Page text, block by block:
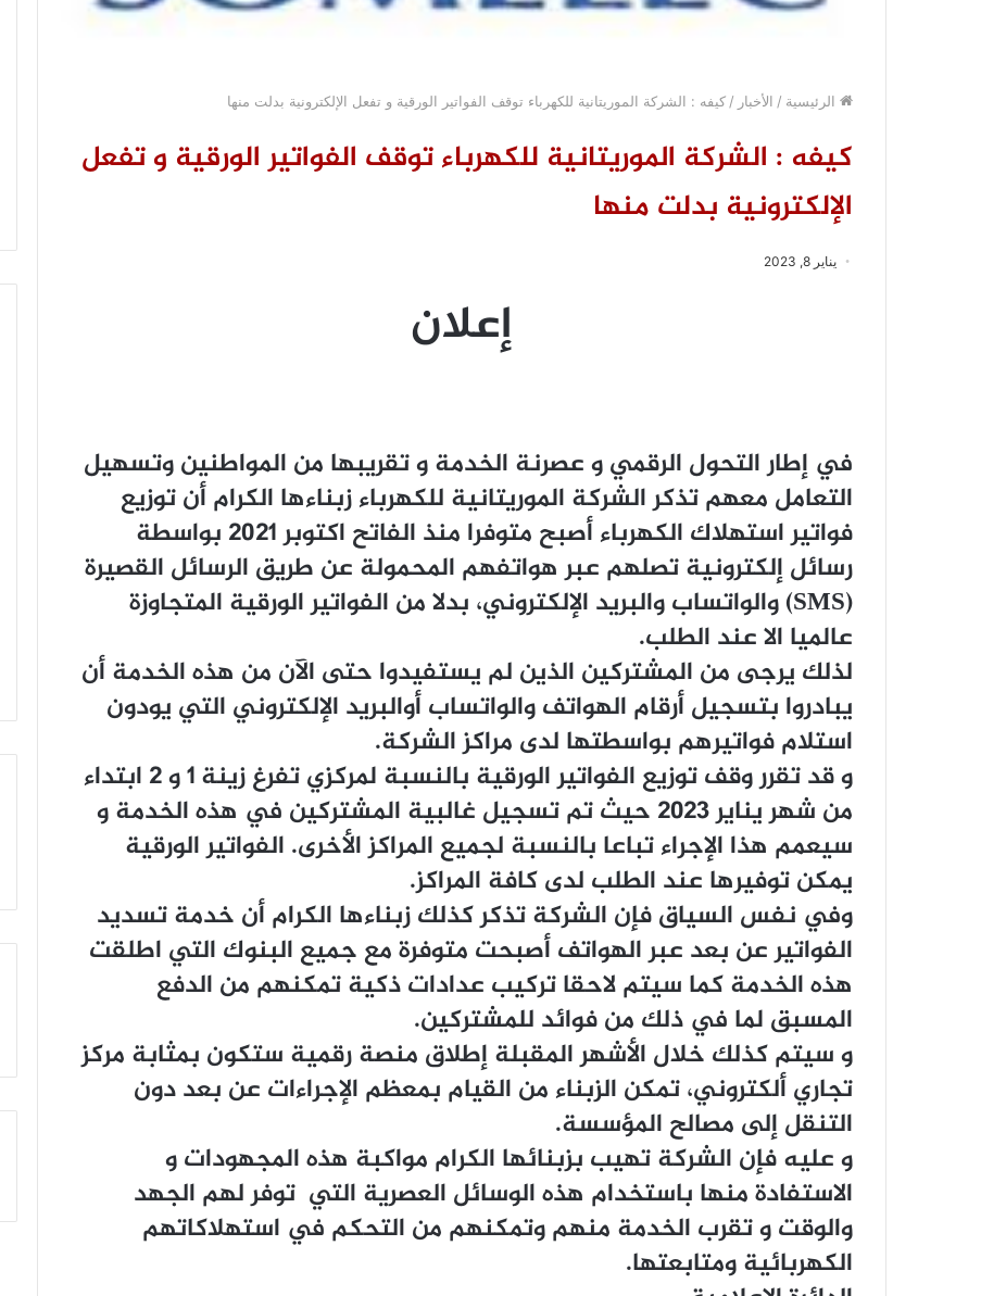
الرئيسية / الأخبار / كيفه : الشركة الموريتانية للكهرباء توقف الفواتير الورقية و تفعل الإلكترونية بدلت منها
كيفه : الشركة الموريتانية للكهرباء توقف الفواتير الورقية و تفعل
الإلكترونية بدلت منها
يناير 8, 2023
إعلان
في إطار التحول الرقمي و عصرنة الخدمة و تقريبها من المواطنين وتسهيل
التعامل معهم تذكر الشركة الموريتانية للكهرباء زبناءها الكرام أن توزيع
فواتير استهلاك الكهرباء أصبح متوفرا منذ الفاتح اكتوبر 2021 بواسطة
رسائل إلكترونية تصلهم عبر هواتفهم المحمولة عن طريق الرسائل القصيرة
(SMS) والواتساب والبريد الإلكتروني، بدلا من الفواتير الورقية المتجاوزة
عالميا الا عند الطلب.
لذلك يرجى من المشتركين الذين لم يستفيدوا حتى الآن من هذه الخدمة أن
يبادروا بتسجيل أرقام الهواتف والواتساب أوالبريد الإلكتروني التي يودون
استلام فواتيرهم بواسطتها لدى مراكز الشركة.
و قد تقرر وقف توزيع الفواتير الورقية بالنسبة لمركزي تفرغ زينة ١ و ٢ ابتداء
من شهر يناير ٢٠٢٣ حيث تم تسجيل غالبية المشتركين في هذه الخدمة و
سيعمم هذا الإجراء تباعا بالنسبة لجميع المراكز الأخرى. الفواتير الورقية
يمكن توفيرها عند الطلب لدى كافة المراكز.
وفي نفس السياق فإن الشركة تذكر كذلك زبناءها الكرام أن خدمة تسديد
الفواتير عن بعد عبر الهواتف أصبحت متوفرة مع جميع البنوك التي اطلقت
هذه الخدمة كما سيتم لاحقا تركيب عدادات ذكية تمكنهم من الدفع
المسبق لما في ذلك من فوائد للمشتركين.
و سيتم كذلك خلال الأشهر المقبلة إطلاق منصة رقمية ستكون بمثابة مركز
تجاري ألكتروني، تمكن الزبناء من القيام بمعظم الإجراءات عن بعد دون
التنقل إلى مصالح المؤسسة.
و عليه فإن الشركة تهيب بزبنائها الكرام مواكبة هذه المجهودات و
الاستفادة منها باستخدام هذه الوسائل العصرية التي توفر لهم الجهد
والوقت و تقرب الخدمة منهم وتمكنهم من التحكم في استهلاكاتهم
الكهربائية ومتابعتها.